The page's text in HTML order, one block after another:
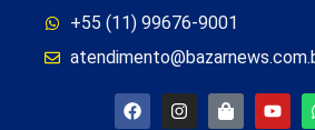
+55 (11) 99676-9001